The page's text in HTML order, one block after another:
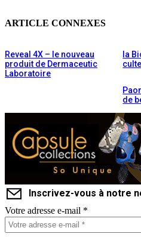
ARTICLE CONNEXES
Reveal 4X – le nouveau
produit de Dermaceutic
Laboratoire
la
de
Inscrivez-vous à notre
Votre adresse e-mail *